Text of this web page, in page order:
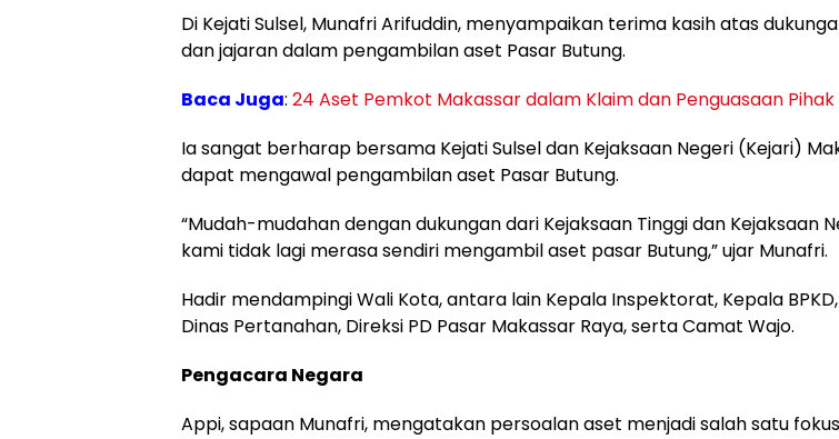
Di Kejati Sulsel, Munafri Arifuddin, menyampaikan terima kasih atas
dan jajaran dalam pengambilan aset Pasar Butung.
Baca Juga: 24 Aset Pemkot Makassar dalam Klaim dan Penguasaan
Ia sangat berharap bersama Kejati Sulsel dan Kejaksaan Negeri (Kejari)
dapat mengawal pengambilan aset Pasar Butung.
“Mudah-mudahan dengan dukungan dari Kejaksaan Tinggi dan Kejaksaan
kami tidak lagi merasa sendiri mengambil aset pasar Butung,” ujar Munafri.
Hadir mendampingi Wali Kota, antara lain Kepala Inspektorat, Kepala
Dinas Pertanahan, Direksi PD Pasar Makassar Raya, serta Camat Wajo.
Pengacara Negara
Appi, sapaan Munafri, mengatakan persoalan aset menjadi salah satu